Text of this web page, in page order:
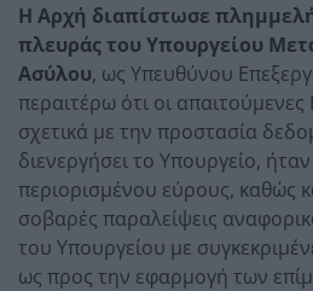
Η Αρχή διαπίστωσε
πλευράς του Υπουργείου
Ασύλου, ως Υπευθύνου
περαιτέρω ότι οι απαιτούμενες
σχετικά με την προστασία
διενεργήσει το Υπουργείο,
περιορισμένου εύρους, καθώς
σοβαρές παραλείψεις
του Υπουργείου με
ως προς την εφαρμογή των